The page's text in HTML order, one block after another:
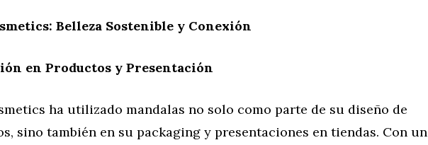
Belleza Sostenible y Conexión
en Productos y Presentación
ha utilizado mandalas no solo como parte de su diseño de
sino también en su packaging y presentaciones en tiendas. Con un